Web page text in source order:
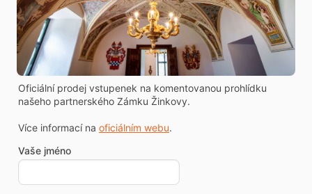
Oficiální prodej vstupenek na komentovanou prohlídku
našeho partnerského Zámku Žinkovy.
Více informací na oficiálním webu.
Vaše jméno